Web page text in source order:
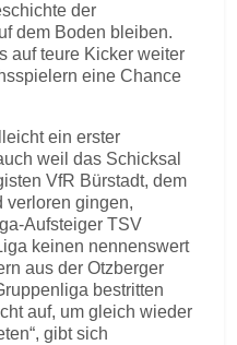
der
dem Boden bleiben.
auf teure Kicker weiter
eine Chance
ein erster
weil das Schicksal
VfR Bürstadt, dem
verloren gingen,
Aufsteiger TSV
keinen nennenswert
aus der Otzberger
bestritten
auf, um gleich wieder
gibt sich